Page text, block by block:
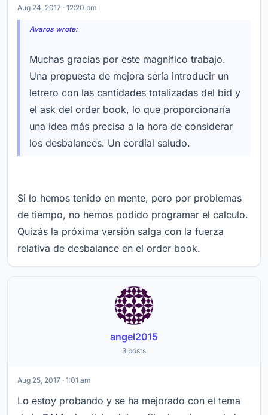
Aug 24, 2017 · 12:20 pm
Avaros wrote:
Muchas gracias por este magnífico trabajo.
Una propuesta de mejora sería introducir un
letrero con las cantidades totalizadas del bid y
el ask del order book, lo que proporcionaría
una idea más precisa a la hora de considerar
los desbalances. Un cordial saludo.
Si lo hemos tenido en mente, pero por problemas
de tiempo, no hemos podido programar el calculo.
Quizás la próxima versión salga con la fuerza
relativa de desbalance en el order book.
angel2015
3 posts
Aug 25, 2017 · 1:01 am
Lo estoy probando y se ha mejorado con el tema